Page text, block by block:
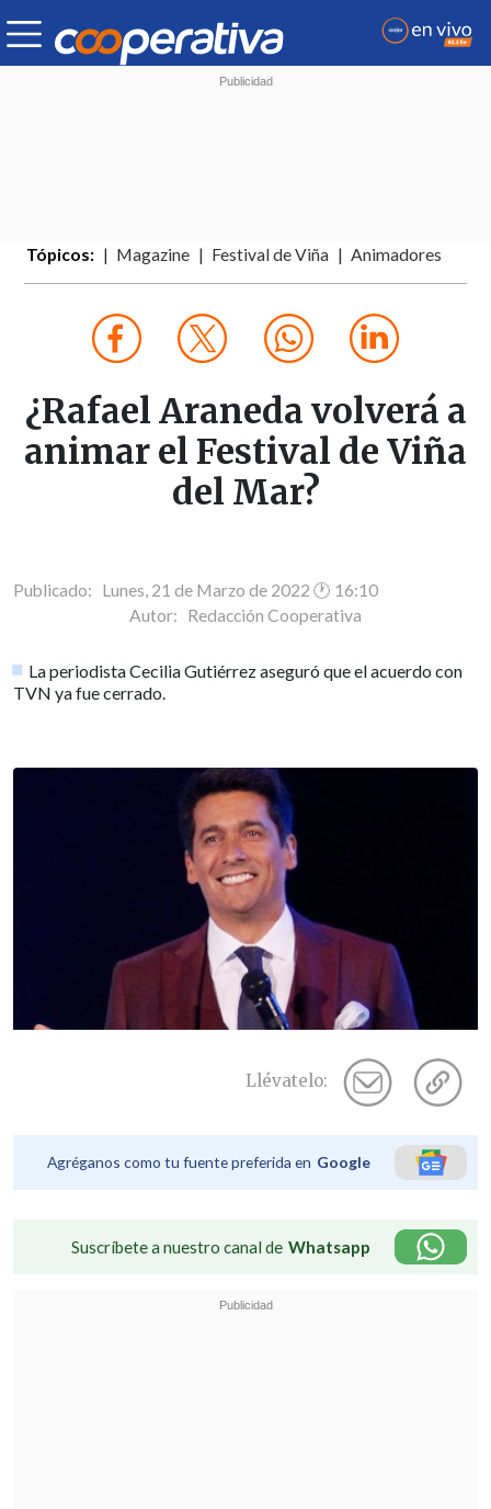
Tópicos: Magazine Festival de Viña Animadores
¿Rafael Araneda volverá a
animar el Festival de Viña
del Mar?
Publicado: Lunes, 21 de Marzo de 2022 🕐 16:10
Autor: Redacción Cooperativa
La periodista Cecilia Gutiérrez aseguró que el acuerdo con
TVN ya fue cerrado.
Llévatelo:
Agréganos como tu fuente preferida en Google
Suscríbete a nuestro canal de Whatsapp